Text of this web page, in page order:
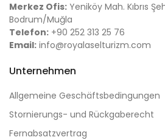
Merkez Ofis: Yeniköy Mah. Kıbrıs
Bodrum/Muğla
Telefon: +90 252 313 25 76
Email: info@royalaselturizm.com
Unternehmen
Allgemeine Geschäftsbedingungen
Stornierungs- und Rückgaberecht
Fernabsatzvertrag